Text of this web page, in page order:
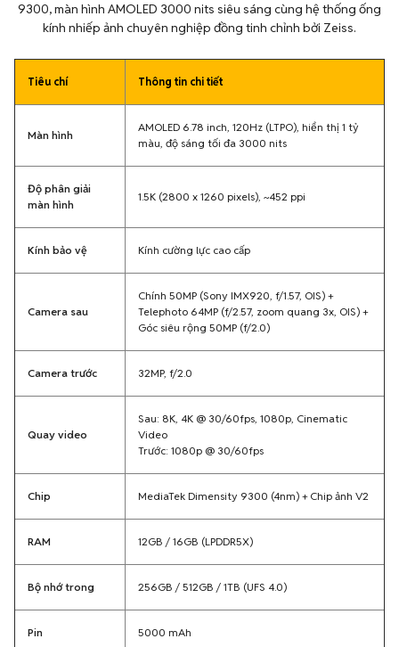
9300, màn hình AMOLED 3000 nits siêu sáng cùng hệ thống ống
kính nhiếp ảnh chuyên nghiệp đồng tinh chỉnh bởi Zeiss.
Tiêu chí Thông tin chi tiết
Màn hình
AMOLED 6.78 inch, 120Hz (LTPO), hiển thị 1 tỷ
màu, độ sáng tối đa 3000 nits
Độ phân giải
màn hình
1.5K (2800 x 1260 pixels), ~452 ppi
Kính bảo vệ Kính cường lực cao cấp
Camera sau
Chính 50MP (Sony IMX920, f/1.57, OIS) +
Telephoto 64MP (f/2.57, zoom quang 3x, OIS) +
Góc siêu rộng 50MP (f/2.0)
Camera trước 32MP, f/2.0
Quay video
Sau: 8K, 4K @ 30/60fps, 1080p, Cinematic
Video
Trước: 1080p @ 30/60fps
Chip MediaTek Dimensity 9300 (4nm) + Chip ảnh V2
RAM 12GB / 16GB (LPDDR5X)
Bộ nhớ trong 256GB / 512GB / 1TB (UFS 4.0)
Pin 5000 mAh